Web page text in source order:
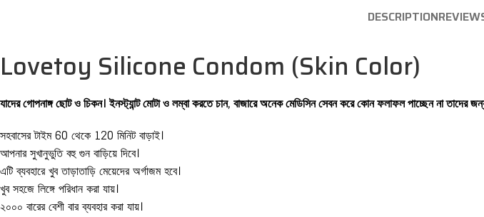
DESCRIPTION
Lovetoy Silicone Condom (Skin Color)
যাদের গোপনাঙ্গ ছোট ও চিকন। ইনস্ট্যান্ট মোটা ও লম্বা করতে চান, বাজারে অনেক মেডিসিন সেবন করে কোন ফলাফল পাচ্ছেন না
সহবাসের টাইম 60 থেকে 120 মিনিট বাড়াই।
আপনার সুখানুভুতি বহু গুন বাড়িয়ে দিবে।
এটি ব্যবহারে খুব তাড়াতাড়ি মেয়েদের অর্গাজম হবে।
খুব সহজে লিঙ্গে পরিধান করা যায়।
২০০০ বারের বেশী বার ব্যবহার করা যায়।